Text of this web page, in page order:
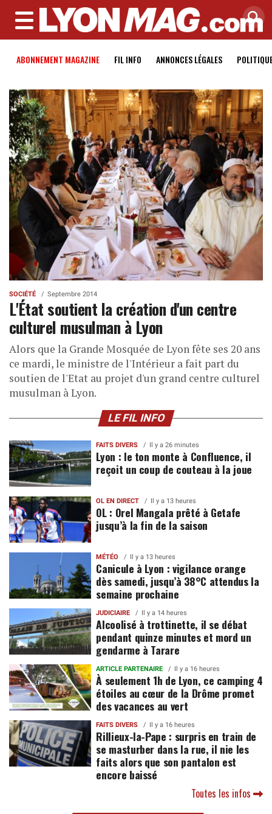
MENU
ABONNEMENT MAGAZINE FIL INFO ANNONCES LÉGALES
SOCIÉTÉ Septembre 2014
L'État soutient la création d'un centre
culturel musulman à Lyon
Alors que la Grande Mosquée de Lyon fête ses 20 ans
ce mardi, le ministre de l'Intérieur a fait part du
soutien de l'Etat au projet d'un grand centre culturel
musulman à Lyon.
LE FIL INFO
FAITS DIVERS Il y a 26 minutes
Lyon : le ton monte à Confluence, il
reçoit un coup de couteau à la joue
OL EN DIRECT Il y a 13 heures
OL : Orel Mangala prêté à Getafe
jusqu’à la fin de la saison
MÉTÉO Il y a 13 heures
Canicule à Lyon : vigilance orange
dès samedi, jusqu’à 38°C attendus la
semaine prochaine
JUDICIAIRE Il y a 14 heures
Alcoolisé à trottinette, il se débat
pendant quinze minutes et mord un
gendarme à Tarare
ARTICLE PARTENAIRE Il y a 16 heures
À seulement 1h de Lyon, ce camping 4
étoiles au cœur de la Drôme promet
des vacances au vert
FAITS DIVERS Il y a 16 heures
Rillieux-la-Pape : surpris en train de
se masturber dans la rue, il nie les
faits alors que son pantalon est
encore baissé
Toutes les infos